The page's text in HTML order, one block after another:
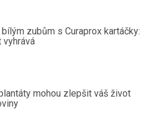
zubům s Curaprox kartáčky:
vyhrává
mohou zlepšit váš život